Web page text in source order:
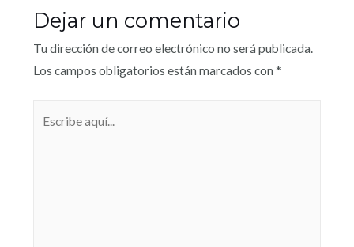
Dejar un comentario
Tu dirección de correo electrónico no será publicada.
Los campos obligatorios están marcados con *